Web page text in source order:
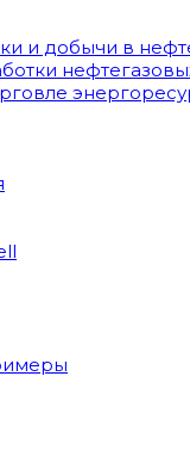
и добычи в